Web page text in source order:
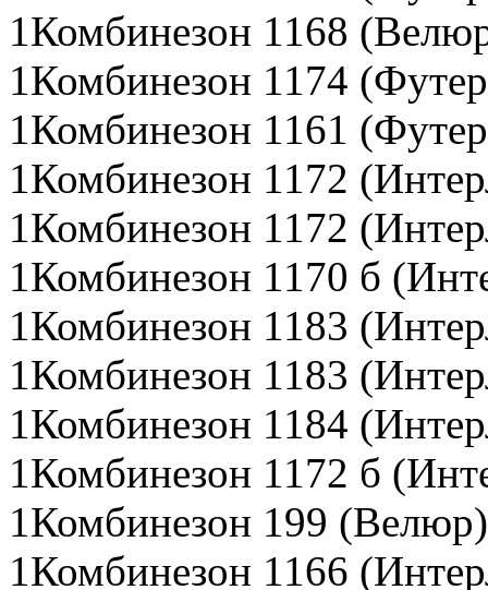
1Комбинезон 1168
1Комбинезон 1174
1Комбинезон 1161
1Комбинезон 1172
1Комбинезон 1172
1Комбинезон 1170 б
1Комбинезон 1183
1Комбинезон 1183
1Комбинезон 1184
1Комбинезон 1172 б
1Комбинезон 199
1Комбинезон 1166